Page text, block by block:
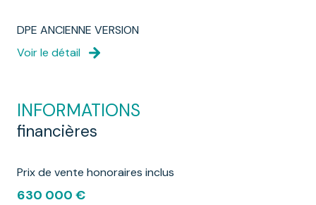
DPE ANCIENNE VERSION
Voir le détail
INFORMATIONS
financières
Prix de vente honoraires inclus
630 000 €